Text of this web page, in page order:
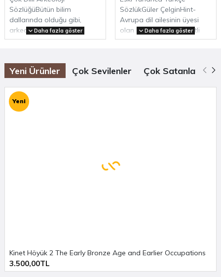
ziyaret etmeyi unutmayın.
SözlüğüBütün bilim
dallarında olduğu gibi,
arkeolojide de terimler
önemli bir so..
Daha fazla göster
SözlükGüler ÇelginHint-
Avrupa dil ailesinin üyesi
olan Eski Yunanca, çeşitli
leh..
Daha fazla göster
Yeni Ürünler Çok Sevilenler Çok Satanlar
Yeni
Kinet Höyük 2 The Early Bronze Age and Earlier Occupations
3.500,00TL